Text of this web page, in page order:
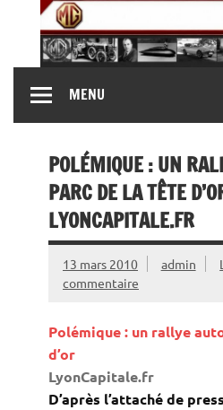
content
MG B, MG F,
MENU
POLÉMIQUE : UN
PARC DE LA TÊTE
LYONCAPITALE.FR
13 mars 2010 admin
commentaire
Polémique : un rallye
d’or
LyonCapitale.fr
D’après l’attaché de